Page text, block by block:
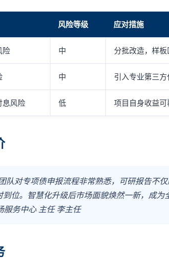
风险等级 应对措施
险 中 分批改造，样
中 引入专业第三
息风险 低 项目自身收益
队对专项债申报流程非常熟悉，可研报告不
到位。智慧化升级后市场面貌焕然一新，成为
务中心 主任 李主任